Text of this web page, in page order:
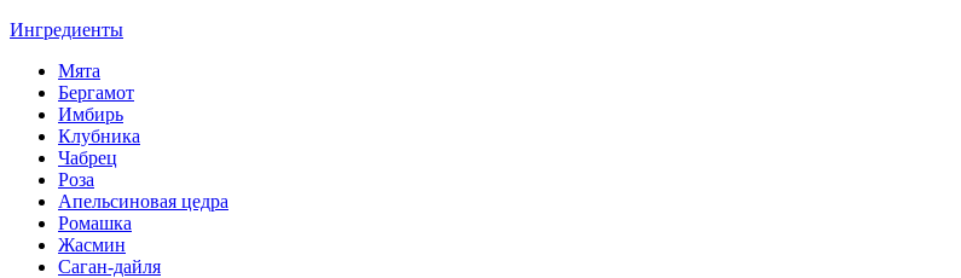
Ингредиенты
Мята
Бергамот
Имбирь
Клубника
Чабрец
Роза
Апельсиновая цедра
Ромашка
Жасмин
Саган-дайля